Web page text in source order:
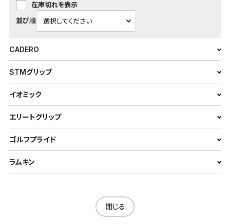
在庫切れを表示
並び順
CADERO
STMグリップ
イオミック
エリートグリップ
ゴルフプライド
ラムキン
閉じる